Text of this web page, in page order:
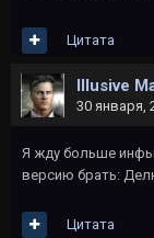
Цитата
Illusive
30 января,
Я жду больше
версию брать:
Цитата